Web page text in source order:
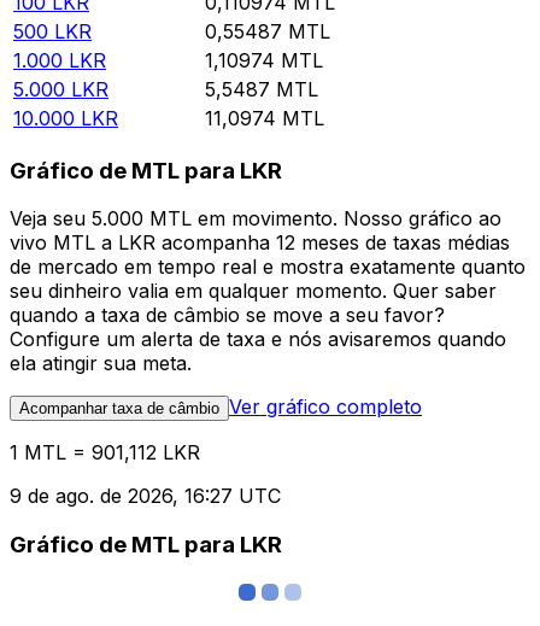
500 LKR 0,55487 MTL
1.000 LKR 1,10974 MTL
5.000 LKR 5,5487 MTL
10.000 LKR 11,0974 MTL
Gráfico de MTL para LKR
Veja seu 5.000 MTL em movimento. Nosso gráfico ao
vivo MTL a LKR acompanha 12 meses de taxas médias
de mercado em tempo real e mostra exatamente quanto
seu dinheiro valia em qualquer momento. Quer saber
quando a taxa de câmbio se move a seu favor?
Configure um alerta de taxa e nós avisaremos quando
ela atingir sua meta.
Acompanhar taxa de câmbio Ver gráfico completo
1 MTL = 901,112 LKR
9 de ago. de 2026, 16:27 UTC
Gráfico de MTL para LKR